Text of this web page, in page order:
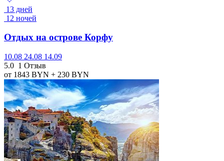
13 дней
12 ночей
Отдых на острове Корфу
10.08 24.08 14.09
5.0 1 Отзыв
от 1843 BYN + 230 BYN